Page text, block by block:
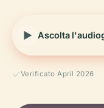
Ascolta
Verificato April 2026